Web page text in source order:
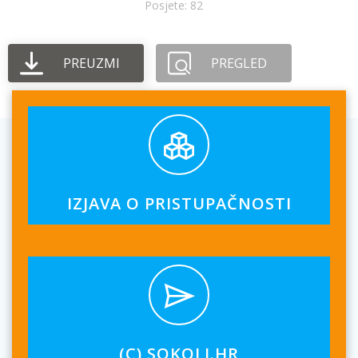
Posjete: 82
PREUZMI PREGLED
IZJAVA O PRISTUPAČNOSTI
(C) SOKOLI.HR